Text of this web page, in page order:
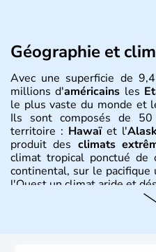
Géographie et
Avec une superficie de
millions d'américains les
le plus vaste du monde et
Ils sont composés de
territoire : Hawaïet l'
produit des climats
climat tropical ponctué de
continental, sur le
l'Ouest un climat aride et